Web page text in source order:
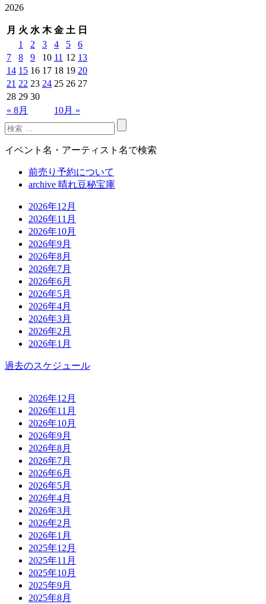
2026
月 火 水 木 金 土 日
« 8月 10月 »
1 2 3 4 5
6
7
8 9 10 11 12 13
14 15 16 17 18 19 20
21 22 23 24 25 26 27
28 29 30
イベント名・アーティスト名で検索
前売り予約について
archive 晴れ豆秘宝庫
2026年12月
2026年11月
2026年10月
2026年9月
2026年8月
2026年7月
2026年6月
2026年5月
2026年4月
2026年3月
2026年2月
2026年1月
過去のスケジュール
2026年12月
2026年11月
2026年10月
2026年9月
2026年8月
2026年7月
2026年6月
2026年5月
2026年4月
2026年3月
2026年2月
2026年1月
2025年12月
2025年11月
2025年10月
2025年9月
2025年8月